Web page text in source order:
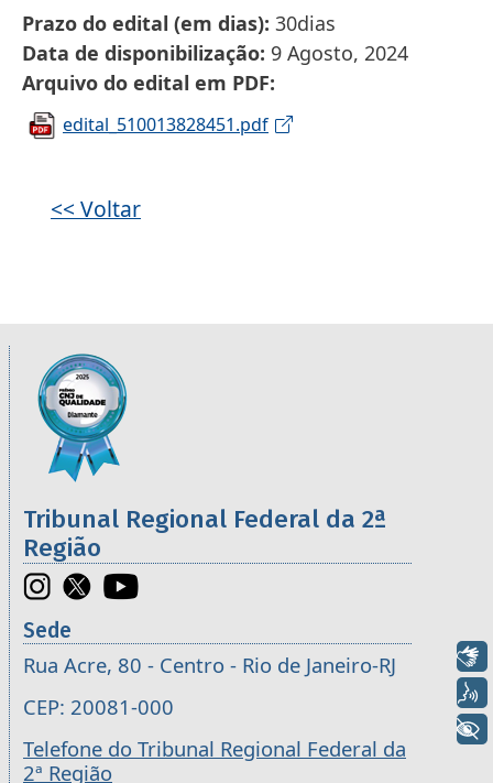
Prazo do edital (em dias) 30dias
Data de disponibilização 9 Agosto, 2024
Arquivo do edital em PDF
edital_510013828451.pdf
<< Voltar
Informações úteis sobre os órgãos da 2ª
Imagem
Tribunal Regional Federal da 2ª
Região
Sede
Rua Acre, 80 - Centro - Rio de Janeiro-RJ
CEP: 20081-000
Telefone do Tribunal Regional Federal da
2ª Região
Libras